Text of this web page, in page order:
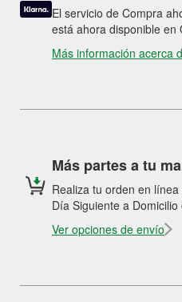
El servicio de Compra
está ahora disponible en
Más información acerca
Más partes a tu
Realiza tu orden en
Día Siguiente a
Ver opciones de envío